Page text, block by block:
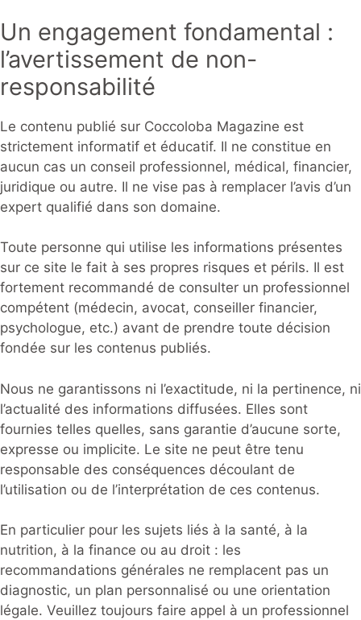
Un engagement fondamental :
l’avertissement de non-
responsabilité
Le contenu publié sur Coccoloba Magazine est
strictement informatif et éducatif. Il ne constitue en
aucun cas un conseil professionnel, médical, financier,
juridique ou autre. Il ne vise pas à remplacer l’avis d’un
expert qualifié dans son domaine.
Toute personne qui utilise les informations présentes
sur ce site le fait à ses propres risques et périls. Il est
fortement recommandé de consulter un professionnel
compétent (médecin, avocat, conseiller financier,
psychologue, etc.) avant de prendre toute décision
fondée sur les contenus publiés.
Nous ne garantissons ni l’exactitude, ni la pertinence, ni
l’actualité des informations diffusées. Elles sont
fournies telles quelles, sans garantie d’aucune sorte,
expresse ou implicite. Le site ne peut être tenu
responsable des conséquences découlant de
l’utilisation ou de l’interprétation de ces contenus.
En particulier pour les sujets liés à la santé, à la
nutrition, à la finance ou au droit : les
recommandations générales ne remplacent pas un
diagnostic, un plan personnalisé ou une orientation
légale. Veuillez toujours faire appel à un professionnel